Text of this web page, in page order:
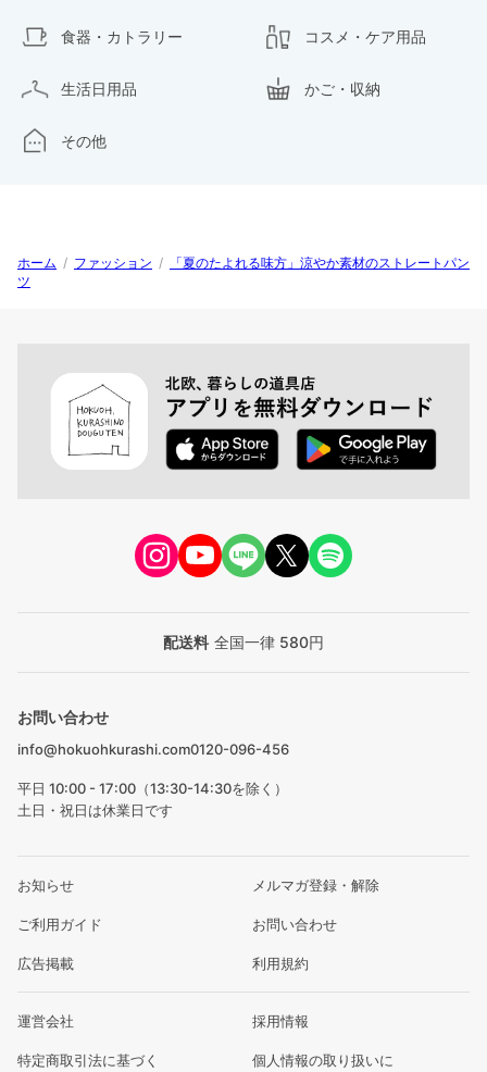
食器・カトラリー コスメ・ケア用品
生活日用品 かご・収納
その他
ホーム / ファッション /
「夏のたよれる味方」涼やか素材のストレートパン
ツ
配送料 全国一律 580円
お問い合わせ
info@hokuohkurashi.com0120-096-456
平日 10:00 - 17:00（13:30-14:30を除く）
土日・祝日は休業日です
お知らせ メルマガ登録・解除
ご利用ガイド お問い合わせ
広告掲載 利用規約
運営会社 採用情報
特定商取引法に基づく 個人情報の取り扱いに